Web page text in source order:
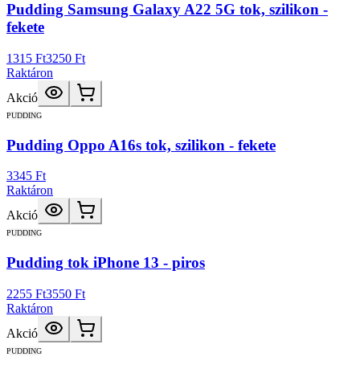
Pudding Samsung Galaxy A22 5G tok, szilikon -
fekete
1315 Ft3250 Ft
Raktáron
Akció
PUDDING
Pudding Oppo A16s tok, szilikon - fekete
3345 Ft
Raktáron
Akció
PUDDING
Pudding tok iPhone 13 - piros
2255 Ft3550 Ft
Raktáron
Akció
PUDDING